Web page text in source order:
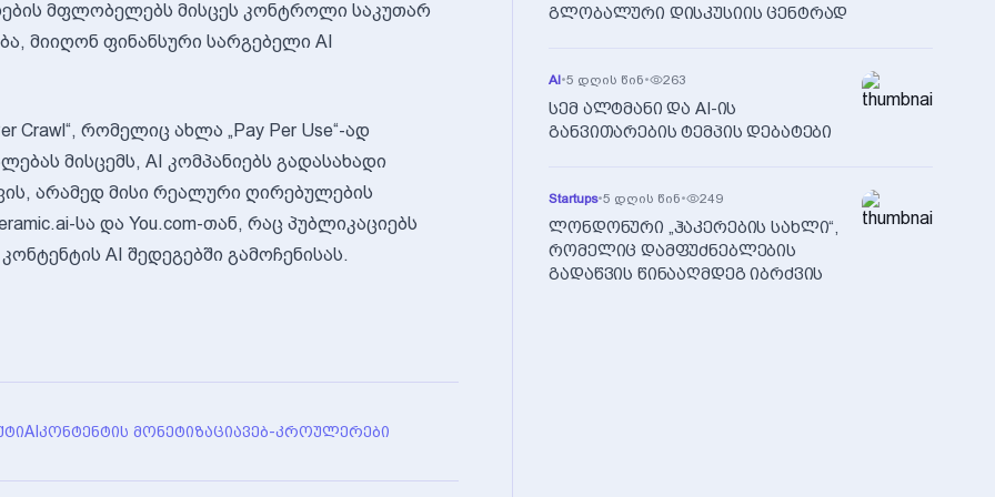
მფლობელებს მისცეს კონტროლი საკუთარ
მიიღონ ფინანსური სარგებელი AI
Crawl“, რომელიც ახლა „Pay Per Use“-ად
მისცემს, AI კომპანიებს გადასახადი
არამედ მისი რეალური ღირებულების
სა და You.com-თან, რაც პუბლიკაციებს
AI შედეგებში გამოჩენისას.
AI ᲙᲝᲜᲢᲔᲜᲢᲘᲡ ᲛᲝᲜᲔᲢᲘᲖᲐᲪᲘᲐᲕᲔᲑ-ᲙᲠᲝᲣᲚᲔᲠᲔᲑᲘ
გლობალური დისკუსიის ცენტრად
AI•5 დღის წინ• 263
სემ ალტმანი და AI-ის
განვითარების ტემპის დებატები
Startups•5 დღის წინ• 249
ლონდონური „ჰაკერების სახლი“,
რომელიც დამფუძნებლების
გადაწვის წინააღმდეგ იბრძვის